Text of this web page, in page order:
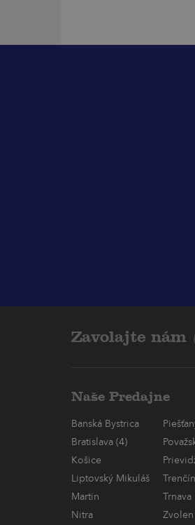
Zavolajte nám
Naše Predajne
Banská Bystrica
Bratislava (4)
Košice
Liptovský Mikuláš
Martin
Trnava
Nitra
Zvolen